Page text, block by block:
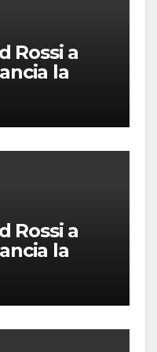
Rossi a
la
Rossi a
la